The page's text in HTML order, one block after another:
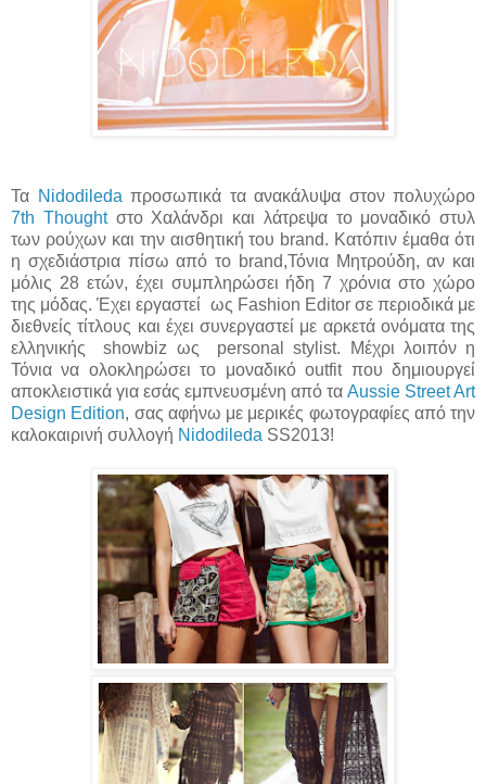
Τα Nidodileda προσωπικά τα ανακάλυψα στον πολυχώρο
7th Thoughtστο Χαλάνδρι και λάτρεψα το μοναδικό στυλ
των ρούχων και την αισθητική του brand. Κατόπιν έμαθα ότι
η σχεδιάστρια πίσω από το brand,Τόνια Μητρούδη, αν και
μόλις 28 ετών, έχει συμπληρώσει ήδη 7 χρόνια στο χώρο
της μόδας. Έχει εργαστεί ως Fashion Editor σε περιοδικά με
διεθνείς τίτλους και έχει συνεργαστεί με αρκετά ονόματα της
ελληνικής showbiz ως personal stylist. Μέχρι λοιπόν η
Τόνια να ολοκληρώσει το μοναδικό outfit που δημιουργεί
αποκλειστικά για εσάς εμπνευσμένη από τα Aussie Street Art
Design Edition, σας αφήνω με μερικές φωτογραφίες από την
καλοκαιρινή συλλογή Nidodileda SS2013!